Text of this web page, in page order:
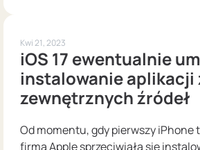
Kwi 21, 2023
iOS 17 ewentualnie
instalowanie aplikacji
zewnętrznych źródeł
Od momentu, gdy pierwszy iPhone
firma Apple sprzeciwiała się